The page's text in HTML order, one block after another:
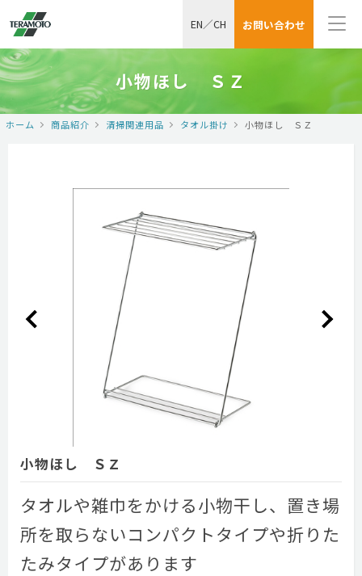
お問い合わせ
EN／CH
小物ほし ＳＺ
ホーム 商品紹介 清掃関連用品 タオル掛け 小物ほし ＳＺ
小物ほし ＳＺ
タオルや雑巾をかける小物干し、置き場
所を取らないコンパクトタイプや折りた
たみタイプがあります